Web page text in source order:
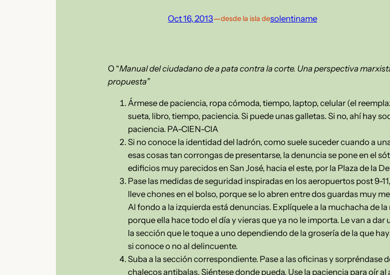
Oct 16, 2013—desde la isla desolentiname
O “Manual del ciudadano de a pata contra la corte. Una perspectiva
propuesta”
Ármese de paciencia, ropa cómoda, tiempo, laptop, celular (el
sueta, libro, tiempo, paciencia. Si puede unas galletas. Si no, ahí hay
paciencia. PA-CIEN-CIA
Si no conoce la identidad del ladrón, como suele suceder cuando a
esas cosas tan corrongas de presentarse, la denuncia se pone en el
edificios muy parecidos en San José, hacia el este, por la Plaza de la
Pase las medidas de seguridad inspiradas en los aeropuertos post 9-
lleve chones en el bolso, porque se lo abren entre dos guardas muy
Al fondo a la izquierda está denuncias. Explíquele a la muchacha de
porque ella hace todo el día y vieras que ya no le importa. Le van a
la sección que le toque a uno dependiendo de la grosería de la que
si conoce o no al delincuente.
Suba a la sección correspondiente. Pase a las oficinas y sorpréndase
chalecos antibalas. Siéntese donde pueda. Use la paciencia para oír